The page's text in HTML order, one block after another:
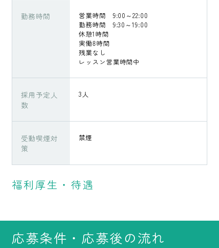
勤務時間
営業時間 9:00～22:00
勤務時間 9:30～19:00
休憩1時間
実働8時間
残業なし
レッスン営業時間中
採用予定人
数
3人
受動喫煙対
策
禁煙
福利厚生・待遇
応募条件・応募後の流れ